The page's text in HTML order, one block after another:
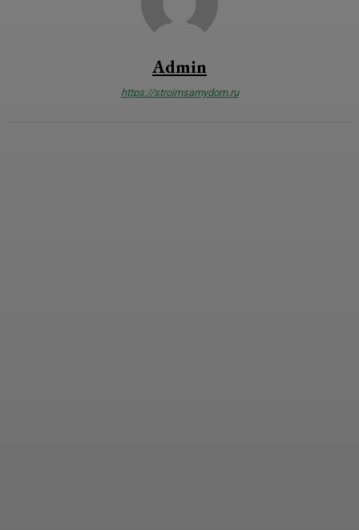
Admin
https://stroimsamydom.ru